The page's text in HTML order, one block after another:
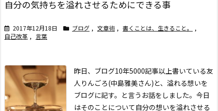
自分の気持ちを溢れさせるためにできる事
2017年12月18日 ブログ , 文章術 , 書くことは、生きること。
,
自己改革 , 言葉
昨日、ブログ10年5000記事以上書いている友
人りんごろ(中島雅美さん)と、溢れる想いを
ブログに記す。と言うお話をしました。今日
はそのことについて 自分の想いを溢れさせる